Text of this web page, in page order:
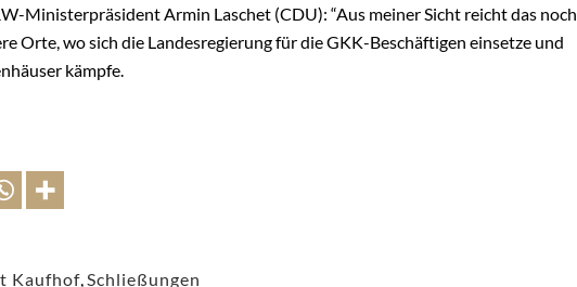
Ministerpräsident Armin Laschet (CDU): “Aus meiner Sicht reicht das noch
Orte, wo sich die Landesregierung für die GKK-Beschäftigen einsetze und
kämpfe.
Kaufhof Schließungen